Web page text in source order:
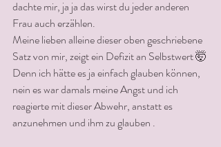
dachte mir, ja ja das wirst du jeder anderen
Frau auch erzählen.
Meine lieben alleine dieser oben geschriebene
Satz von mir, zeigt ein Defizit an Selbstwert 🤯
Denn ich hätte es ja einfach glauben können,
nein es war damals meine Angst und ich
reagierte mit dieser Abwehr, anstatt es
anzunehmen und ihm zu glauben .